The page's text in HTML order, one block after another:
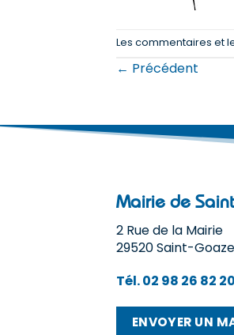
Les commentaires et
← Précédent
Mairie de
2 Rue de la Mairie
29520 Saint-
Tél. 02 98 26 82 20
ENVOYER UN